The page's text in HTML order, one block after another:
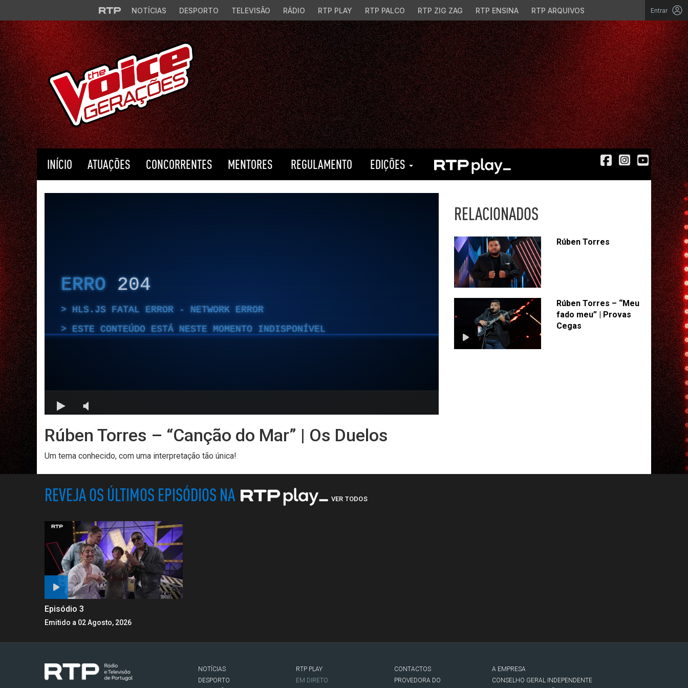
Saltar para o conteúdo principal
NOTÍCIAS DESPORTO TELEVISÃO RÁDIO RTP PLAY RTP PALCO RTP ZIG ZAG RTP ENSINA RTP ARQUIVOS Entrar
INÍCIO ATUAÇÕES CONCORRENTES MENTORES REGULAMENTO EDIÇÕES
Rúben Torres – “Canção do Mar” | Os Duelos
Um tema conhecido, com uma interpretação tão única!
RELACIONADOS
Rúben Torres
Rúben Torres – “Meu
fado meu” | Provas
Cegas
REVEJA OS ÚLTIMOS EPISÓDIOS NA VER TODOS
Episódio 3
Emitido a 02 Agosto, 2026
NOTÍCIAS
DESPORTO
RTP PLAY
EM DIRETO
CONTACTOS
PROVEDORA DO
A EMPRESA
CONSELHO GERAL INDEPENDENTE